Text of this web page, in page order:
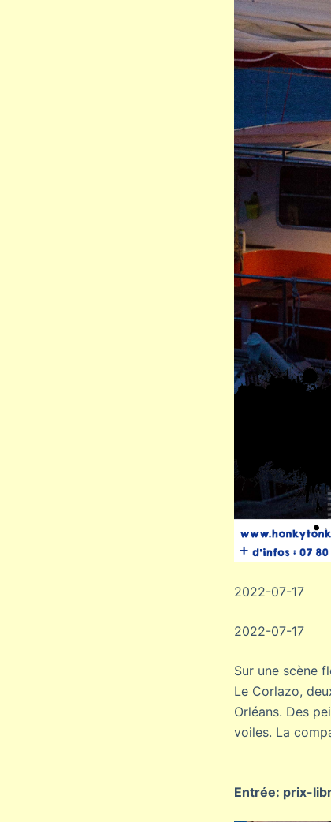
2022-07-17
2022-07-17
Sur une scène
Le Corlazo,
Orléans. Des
voiles. La
Entrée: prix-